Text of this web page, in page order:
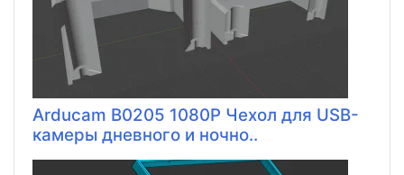
Arducam B0205 1080P Чехол для USB-
камеры дневного и ночно..